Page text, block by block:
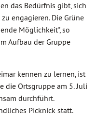
das Bedürfnis gibt, sich
engagieren. Die Grüne
Möglichkeit", so
Aufbau der Gruppe
kennen zu lernen, ist
die Ortsgruppe am 5. Juli
durchführt.
Picknick statt.